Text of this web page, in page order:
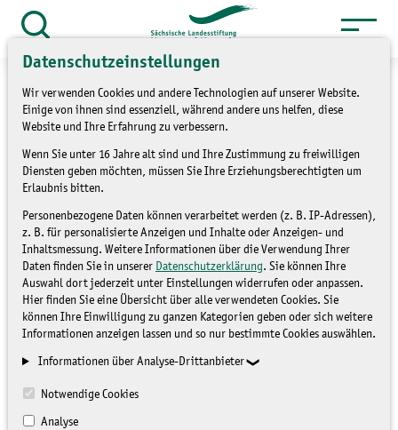
Datenschutzeinstellungen
Wir verwenden Cookies und andere Technologien auf unserer Website.
Einige von ihnen sind essenziell, während andere uns helfen, diese
Website und Ihre Erfahrung zu verbessern.
Wenn Sie unter 16 Jahre alt sind und Ihre Zustimmung zu freiwilligen
Diensten geben möchten, müssen Sie Ihre Erziehungsberechtigten um
Erlaubnis bitten.
Personenbezogene Daten können verarbeitet werden (z. B. IP-Adressen),
z. B. für personalisierte Anzeigen und Inhalte oder Anzeigen- und
Inhaltsmessung. Weitere Informationen über die Verwendung Ihrer
Daten finden Sie in unserer Datenschutzerklärung. Sie können Ihre
Auswahl dort jederzeit unter Einstellungen widerrufen oder anpassen.
Hier finden Sie eine Übersicht über alle verwendeten Cookies. Sie
können Ihre Einwilligung zu ganzen Kategorien geben oder sich weitere
Informationen anzeigen lassen und so nur bestimmte Cookies auswählen.
Informationen über Analyse-Drittanbieter
Notwendige Cookies
Analyse
Zum
Inhalt
springen
öffnen
Themen » Naturschutzstationen
» Überblick Naturschutzstationen
NABU Naturschutzstation
Herrenhaide
ÜBERBLICK